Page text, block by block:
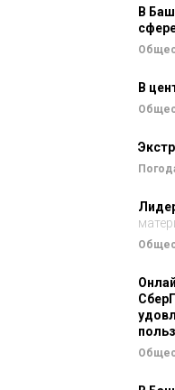
В
В